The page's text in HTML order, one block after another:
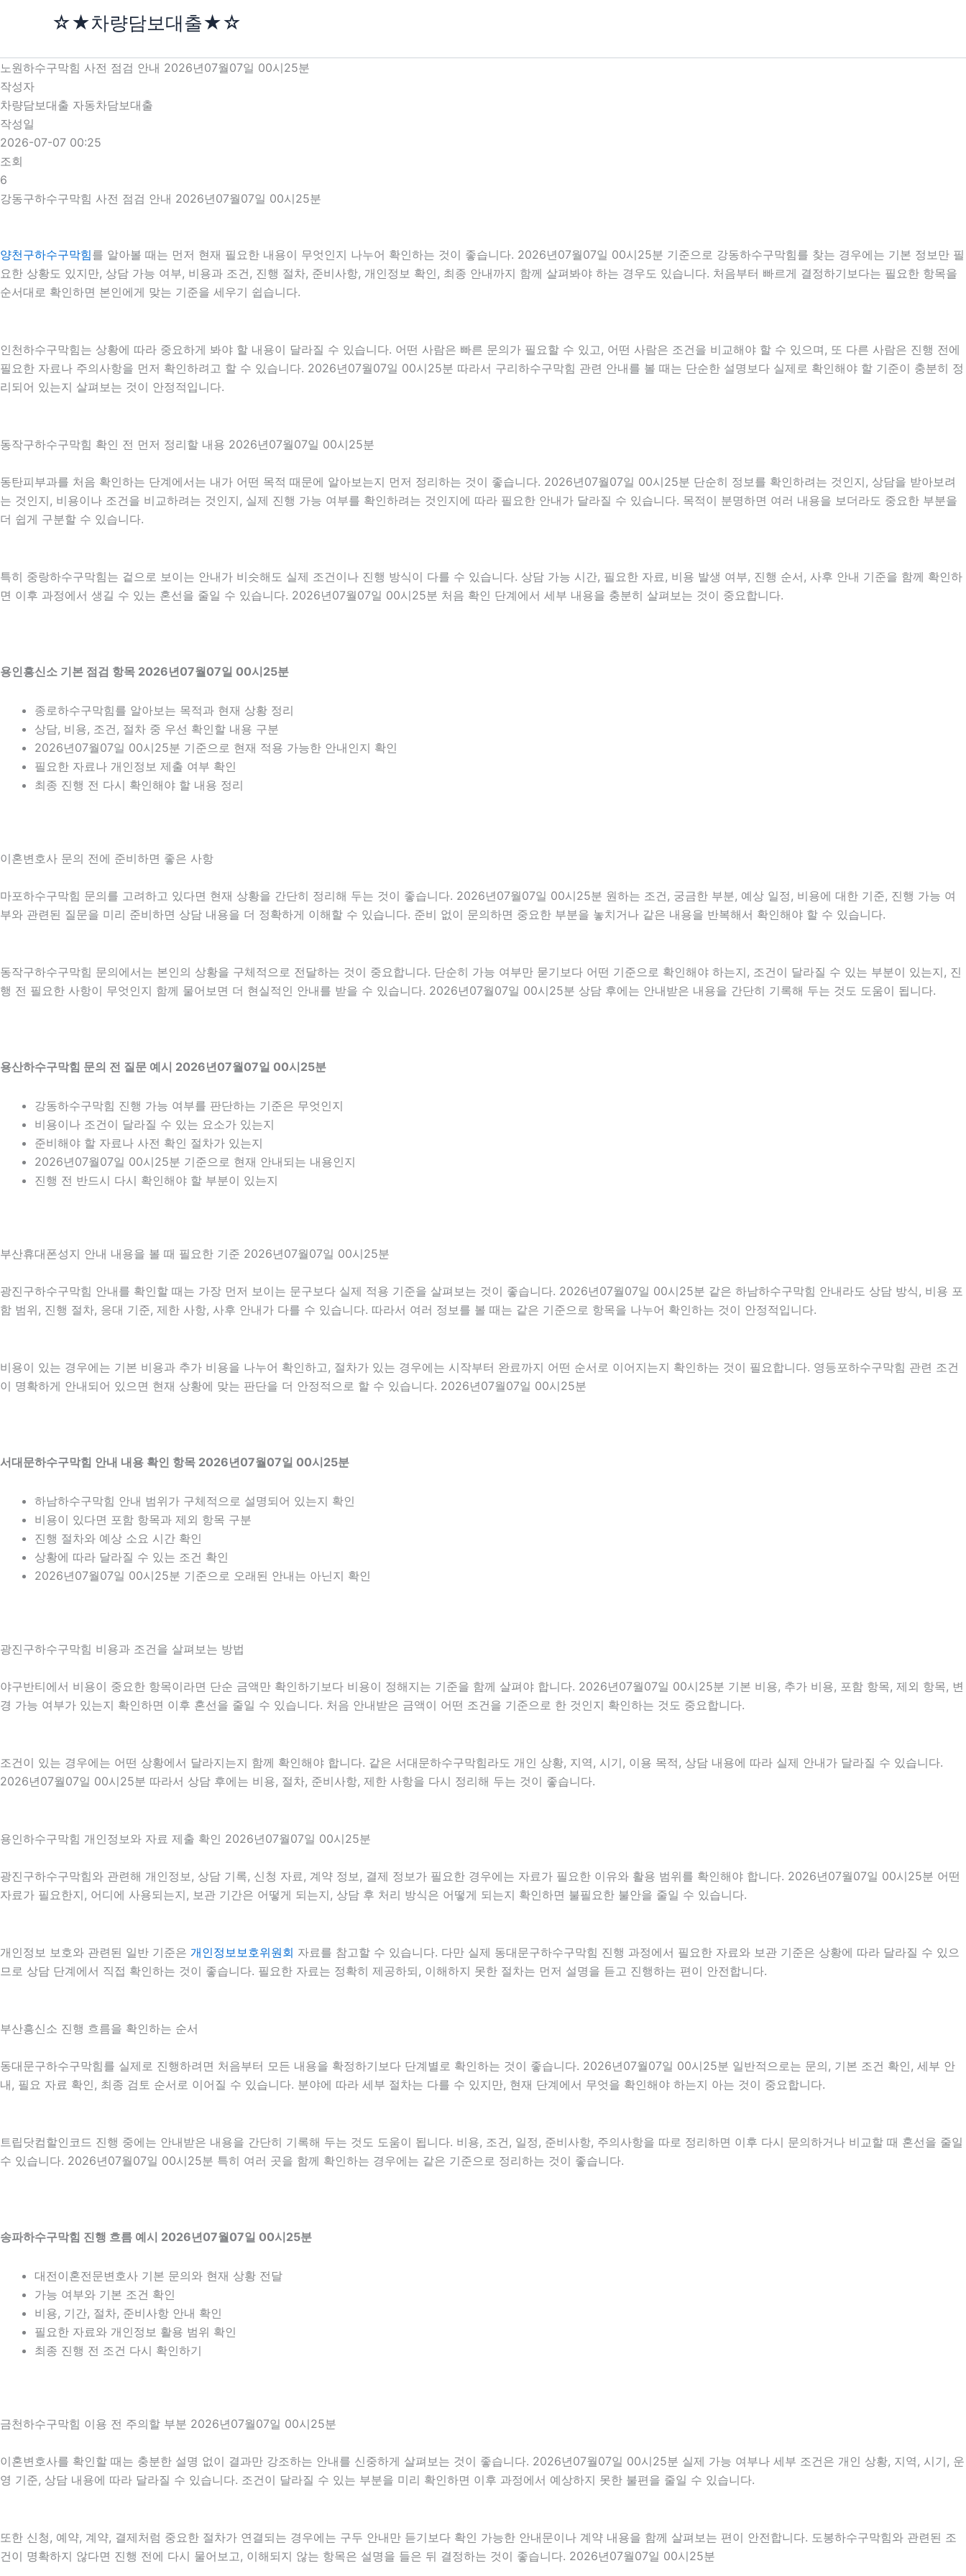
로
건
너
뛰
기
☆★차량담보대출★☆
노원하수구막힘 사전 점검 안내 2026년07월07일 00시25분
작성자
차량담보대출 자동차담보대출
작성일
2026-07-07 00:25
조회
6
강동구하수구막힘 사전 점검 안내 2026년07월07일 00시25분
양천구하수구막힘를 알아볼 때는 먼저 현재 필요한 내용이 무엇인지 나누어 확인하는 것이 좋습니다. 2026년07월07일 00시25분 기준으로 강동하수구막힘를 찾는 경우에는 기본 정보만 필
요한 상황도 있지만, 상담 가능 여부, 비용과 조건, 진행 절차, 준비사항, 개인정보 확인, 최종 안내까지 함께 살펴봐야 하는 경우도 있습니다. 처음부터 빠르게 결정하기보다는 필요한 항목을
순서대로 확인하면 본인에게 맞는 기준을 세우기 쉽습니다.
인천하수구막힘는 상황에 따라 중요하게 봐야 할 내용이 달라질 수 있습니다. 어떤 사람은 빠른 문의가 필요할 수 있고, 어떤 사람은 조건을 비교해야 할 수 있으며, 또 다른 사람은 진행 전에
필요한 자료나 주의사항을 먼저 확인하려고 할 수 있습니다. 2026년07월07일 00시25분 따라서 구리하수구막힘 관련 안내를 볼 때는 단순한 설명보다 실제로 확인해야 할 기준이 충분히 정
리되어 있는지 살펴보는 것이 안정적입니다.
동작구하수구막힘 확인 전 먼저 정리할 내용 2026년07월07일 00시25분
동탄피부과를 처음 확인하는 단계에서는 내가 어떤 목적 때문에 알아보는지 먼저 정리하는 것이 좋습니다. 2026년07월07일 00시25분 단순히 정보를 확인하려는 것인지, 상담을 받아보려
는 것인지, 비용이나 조건을 비교하려는 것인지, 실제 진행 가능 여부를 확인하려는 것인지에 따라 필요한 안내가 달라질 수 있습니다. 목적이 분명하면 여러 내용을 보더라도 중요한 부분을
더 쉽게 구분할 수 있습니다.
특히 중랑하수구막힘는 겉으로 보이는 안내가 비슷해도 실제 조건이나 진행 방식이 다를 수 있습니다. 상담 가능 시간, 필요한 자료, 비용 발생 여부, 진행 순서, 사후 안내 기준을 함께 확인하
면 이후 과정에서 생길 수 있는 혼선을 줄일 수 있습니다. 2026년07월07일 00시25분 처음 확인 단계에서 세부 내용을 충분히 살펴보는 것이 중요합니다.
용인흥신소 기본 점검 항목 2026년07월07일 00시25분
종로하수구막힘를 알아보는 목적과 현재 상황 정리
상담, 비용, 조건, 절차 중 우선 확인할 내용 구분
2026년07월07일 00시25분 기준으로 현재 적용 가능한 안내인지 확인
필요한 자료나 개인정보 제출 여부 확인
최종 진행 전 다시 확인해야 할 내용 정리
이혼변호사 문의 전에 준비하면 좋은 사항
마포하수구막힘 문의를 고려하고 있다면 현재 상황을 간단히 정리해 두는 것이 좋습니다. 2026년07월07일 00시25분 원하는 조건, 궁금한 부분, 예상 일정, 비용에 대한 기준, 진행 가능 여
부와 관련된 질문을 미리 준비하면 상담 내용을 더 정확하게 이해할 수 있습니다. 준비 없이 문의하면 중요한 부분을 놓치거나 같은 내용을 반복해서 확인해야 할 수 있습니다.
동작구하수구막힘 문의에서는 본인의 상황을 구체적으로 전달하는 것이 중요합니다. 단순히 가능 여부만 묻기보다 어떤 기준으로 확인해야 하는지, 조건이 달라질 수 있는 부분이 있는지, 진
행 전 필요한 사항이 무엇인지 함께 물어보면 더 현실적인 안내를 받을 수 있습니다. 2026년07월07일 00시25분 상담 후에는 안내받은 내용을 간단히 기록해 두는 것도 도움이 됩니다.
용산하수구막힘 문의 전 질문 예시 2026년07월07일 00시25분
강동하수구막힘 진행 가능 여부를 판단하는 기준은 무엇인지
비용이나 조건이 달라질 수 있는 요소가 있는지
준비해야 할 자료나 사전 확인 절차가 있는지
2026년07월07일 00시25분 기준으로 현재 안내되는 내용인지
진행 전 반드시 다시 확인해야 할 부분이 있는지
부산휴대폰성지 안내 내용을 볼 때 필요한 기준 2026년07월07일 00시25분
광진구하수구막힘 안내를 확인할 때는 가장 먼저 보이는 문구보다 실제 적용 기준을 살펴보는 것이 좋습니다. 2026년07월07일 00시25분 같은 하남하수구막힘 안내라도 상담 방식, 비용 포
함 범위, 진행 절차, 응대 기준, 제한 사항, 사후 안내가 다를 수 있습니다. 따라서 여러 정보를 볼 때는 같은 기준으로 항목을 나누어 확인하는 것이 안정적입니다.
비용이 있는 경우에는 기본 비용과 추가 비용을 나누어 확인하고, 절차가 있는 경우에는 시작부터 완료까지 어떤 순서로 이어지는지 확인하는 것이 필요합니다. 영등포하수구막힘 관련 조건
이 명확하게 안내되어 있으면 현재 상황에 맞는 판단을 더 안정적으로 할 수 있습니다. 2026년07월07일 00시25분
서대문하수구막힘 안내 내용 확인 항목 2026년07월07일 00시25분
하남하수구막힘 안내 범위가 구체적으로 설명되어 있는지 확인
비용이 있다면 포함 항목과 제외 항목 구분
진행 절차와 예상 소요 시간 확인
상황에 따라 달라질 수 있는 조건 확인
2026년07월07일 00시25분 기준으로 오래된 안내는 아닌지 확인
광진구하수구막힘 비용과 조건을 살펴보는 방법
야구반티에서 비용이 중요한 항목이라면 단순 금액만 확인하기보다 비용이 정해지는 기준을 함께 살펴야 합니다. 2026년07월07일 00시25분 기본 비용, 추가 비용, 포함 항목, 제외 항목, 변
경 가능 여부가 있는지 확인하면 이후 혼선을 줄일 수 있습니다. 처음 안내받은 금액이 어떤 조건을 기준으로 한 것인지 확인하는 것도 중요합니다.
조건이 있는 경우에는 어떤 상황에서 달라지는지 함께 확인해야 합니다. 같은 서대문하수구막힘라도 개인 상황, 지역, 시기, 이용 목적, 상담 내용에 따라 실제 안내가 달라질 수 있습니다.
2026년07월07일 00시25분 따라서 상담 후에는 비용, 절차, 준비사항, 제한 사항을 다시 정리해 두는 것이 좋습니다.
용인하수구막힘 개인정보와 자료 제출 확인 2026년07월07일 00시25분
광진구하수구막힘와 관련해 개인정보, 상담 기록, 신청 자료, 계약 정보, 결제 정보가 필요한 경우에는 자료가 필요한 이유와 활용 범위를 확인해야 합니다. 2026년07월07일 00시25분 어떤
자료가 필요한지, 어디에 사용되는지, 보관 기간은 어떻게 되는지, 상담 후 처리 방식은 어떻게 되는지 확인하면 불필요한 불안을 줄일 수 있습니다.
개인정보 보호와 관련된 일반 기준은 개인정보보호위원회 자료를 참고할 수 있습니다. 다만 실제 동대문구하수구막힘 진행 과정에서 필요한 자료와 보관 기준은 상황에 따라 달라질 수 있으
므로 상담 단계에서 직접 확인하는 것이 좋습니다. 필요한 자료는 정확히 제공하되, 이해하지 못한 절차는 먼저 설명을 듣고 진행하는 편이 안전합니다.
부산흥신소 진행 흐름을 확인하는 순서
동대문구하수구막힘를 실제로 진행하려면 처음부터 모든 내용을 확정하기보다 단계별로 확인하는 것이 좋습니다. 2026년07월07일 00시25분 일반적으로는 문의, 기본 조건 확인, 세부 안
내, 필요 자료 확인, 최종 검토 순서로 이어질 수 있습니다. 분야에 따라 세부 절차는 다를 수 있지만, 현재 단계에서 무엇을 확인해야 하는지 아는 것이 중요합니다.
트립닷컴할인코드 진행 중에는 안내받은 내용을 간단히 기록해 두는 것도 도움이 됩니다. 비용, 조건, 일정, 준비사항, 주의사항을 따로 정리하면 이후 다시 문의하거나 비교할 때 혼선을 줄일
수 있습니다. 2026년07월07일 00시25분 특히 여러 곳을 함께 확인하는 경우에는 같은 기준으로 정리하는 것이 좋습니다.
송파하수구막힘 진행 흐름 예시 2026년07월07일 00시25분
대전이혼전문변호사 기본 문의와 현재 상황 전달
가능 여부와 기본 조건 확인
비용, 기간, 절차, 준비사항 안내 확인
필요한 자료와 개인정보 활용 범위 확인
최종 진행 전 조건 다시 확인하기
금천하수구막힘 이용 전 주의할 부분 2026년07월07일 00시25분
이혼변호사를 확인할 때는 충분한 설명 없이 결과만 강조하는 안내를 신중하게 살펴보는 것이 좋습니다. 2026년07월07일 00시25분 실제 가능 여부나 세부 조건은 개인 상황, 지역, 시기, 운
영 기준, 상담 내용에 따라 달라질 수 있습니다. 조건이 달라질 수 있는 부분을 미리 확인하면 이후 과정에서 예상하지 못한 불편을 줄일 수 있습니다.
또한 신청, 예약, 계약, 결제처럼 중요한 절차가 연결되는 경우에는 구두 안내만 듣기보다 확인 가능한 안내문이나 계약 내용을 함께 살펴보는 편이 안전합니다. 도봉하수구막힘와 관련된 조
건이 명확하지 않다면 진행 전에 다시 물어보고, 이해되지 않는 항목은 설명을 들은 뒤 결정하는 것이 좋습니다. 2026년07월07일 00시25분